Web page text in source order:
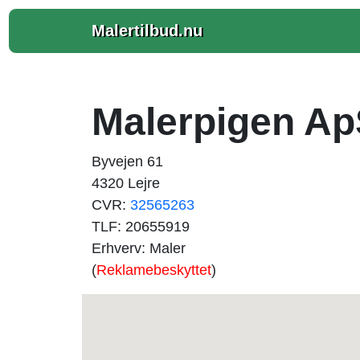
Malertilbud.nu
Malerpigen
Byvejen 61
4320 Lejre
CVR: 32565263
TLF: 20655919
Erhverv: Maler
(Reklamebeskyttet)